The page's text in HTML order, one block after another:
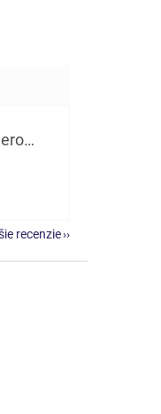
Mária Šteiningerová
je 5 z 5 hviezdičiek.
recenzie